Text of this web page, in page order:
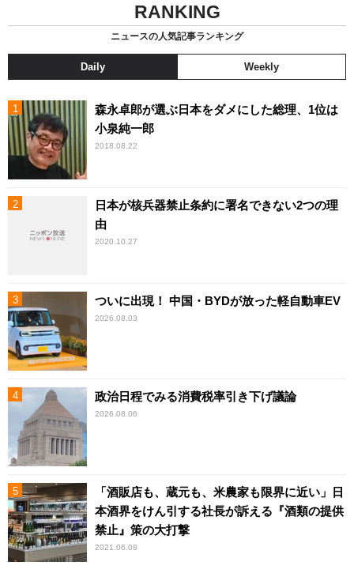
RANKING
ニュースの人気記事ランキング
Daily Weekly
森永卓郎が選ぶ日本をダメにした総理、1位は
小泉純一郎
2018.08.22
日本が核兵器禁止条約に署名できない2つの理
由
2020.10.27
ついに出現！ 中国・BYDが放った軽自動車EV
2026.08.03
政治日程でみる消費税率引き下げ議論
2026.08.06
「酒販店も、蔵元も、米農家も限界に近い」日
本酒界をけん引する社長が訴える『酒類の提供
禁止』策の大打撃
2021.06.08